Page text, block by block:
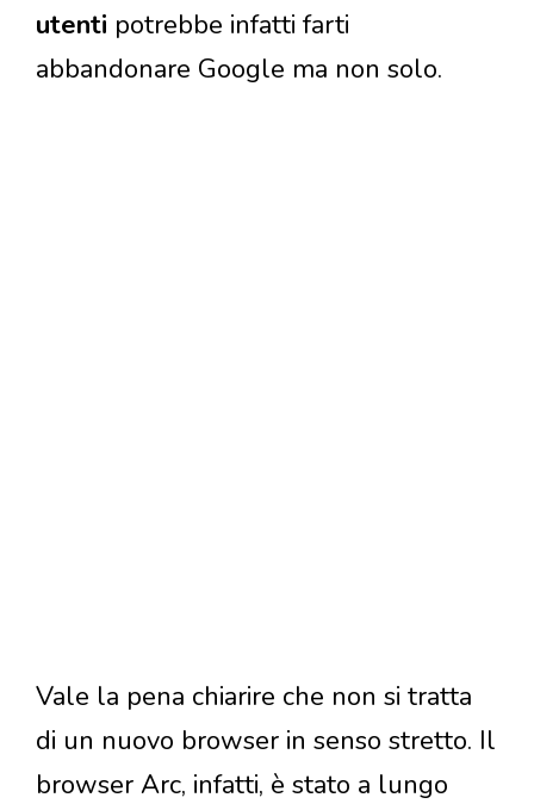
utenti potrebbe infatti farti
abbandonare Google ma non solo.
Vale la pena chiarire che non si tratta
di un nuovo browser in senso stretto. Il
browser Arc, infatti, è stato a lungo